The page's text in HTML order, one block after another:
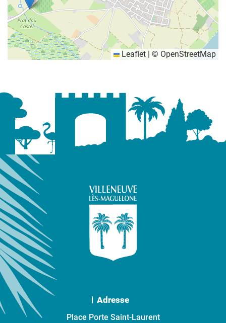
Leaflet | © OpenStreetMap
Adresse
Place Porte Saint-Laurent